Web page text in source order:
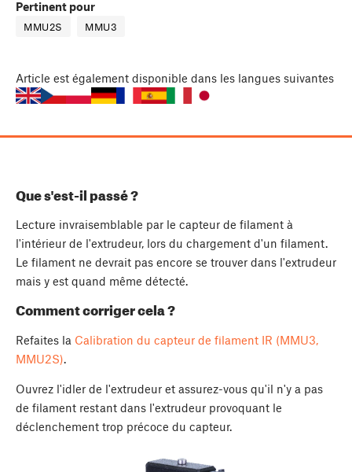
Pertinent pour
MMU2S MMU3
Article est également disponible dans les langues suivantes
Que s'est-il passé ?
Lecture invraisemblable par le capteur de filament à
l'intérieur de l'extrudeur, lors du chargement d'un filament.
Le filament ne devrait pas encore se trouver dans l'extrudeur
mais y est quand même détecté.
Comment corriger cela ?
Refaites la Calibration du capteur de filament IR (MMU3,
MMU2S).
Ouvrez l'idler de l'extrudeur et assurez-vous qu'il n'y a pas
de filament restant dans l'extrudeur provoquant le
déclenchement trop précoce du capteur.